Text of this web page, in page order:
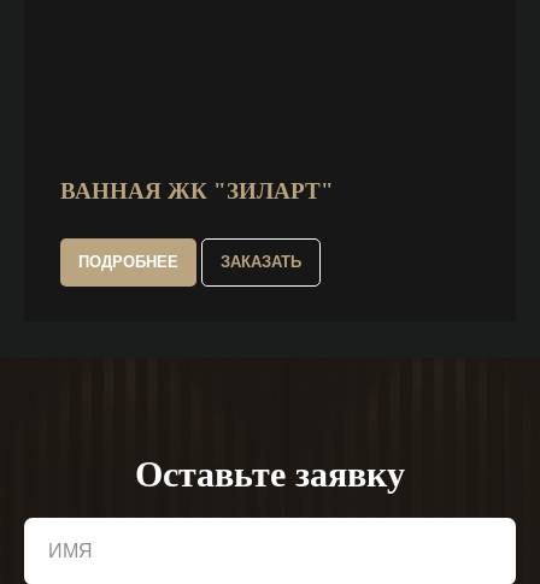
ВАННАЯ ЖК "ЗИЛАРТ"
ПОДРОБНЕЕ ЗАКАЗАТЬ
Оставьте заявку
ИМЯ